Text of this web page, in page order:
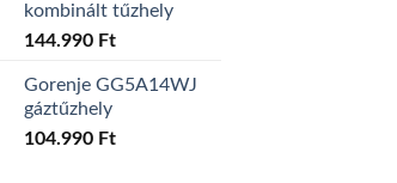
kombinált tűzhely
144.990 Ft
Gorenje GG5A14WJ
gáztűzhely
104.990 Ft